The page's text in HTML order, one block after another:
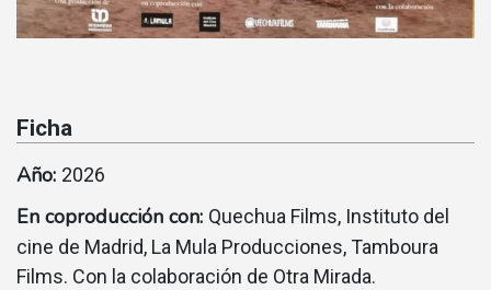
Ficha
Año: 2026
En coproducción con: Quechua Films, Instituto del
cine de Madrid, La Mula Producciones, Tamboura
Films. Con la colaboración de Otra Mirada.